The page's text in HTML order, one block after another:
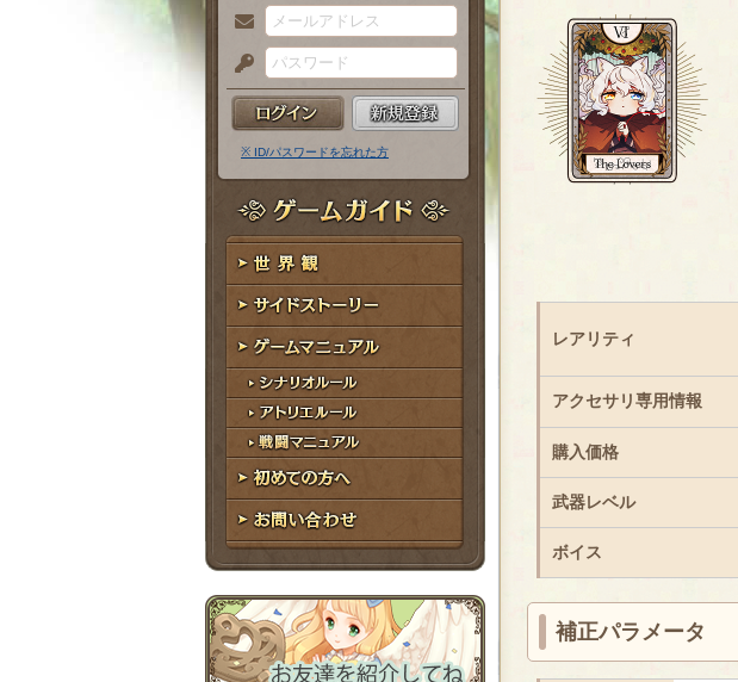
メ
ー
ル
ア
ド
レ
ス
パ
ス
ー
ド
※ ID/パスワードを忘れた方
ゲームガイド
世界観
サイドストーリー
ゲームマニュアル
シナリオルール
アトリエルール
戦闘マニュアル
初めての方へ
お問い合わせ
レアリティ
アクセサリ専用情報
購入価格
武器レベル
ボイス
補正パラメータ